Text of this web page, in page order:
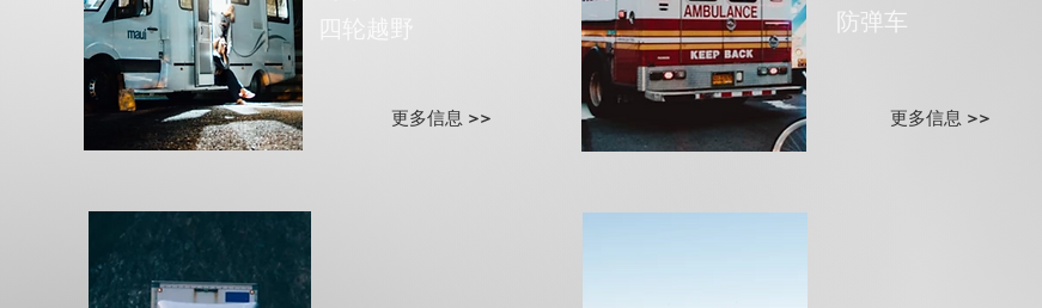
更多信息 >>
​防弹车
更多信息 >>